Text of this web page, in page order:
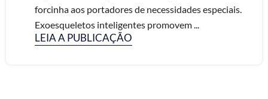
forcinha aos portadores de necessidades especiais.
Exoesqueletos inteligentes promovem ...
LEIA A PUBLICAÇÃO